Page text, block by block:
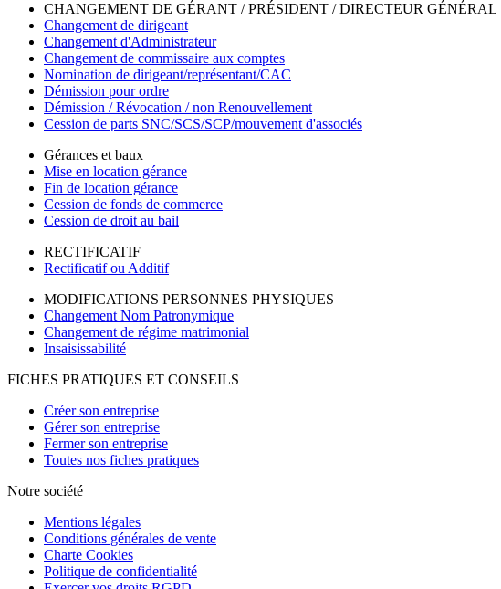
CHANGEMENT DE GÉRANT / PRÉSIDENT / DIRECTEUR GÉNÉRAL
Changement de dirigeant
Changement d'Administrateur
Changement de commissaire aux comptes
Nomination de dirigeant/représentant/CAC
Démission pour ordre
Démission / Révocation / non Renouvellement
Cession de parts SNC/SCS/SCP/mouvement d'associés
Gérances et baux
Mise en location gérance
Fin de location gérance
Cession de fonds de commerce
Cession de droit au bail
RECTIFICATIF
Rectificatif ou Additif
MODIFICATIONS PERSONNES PHYSIQUES
Changement Nom Patronymique
Changement de régime matrimonial
Insaisissabilité
FICHES PRATIQUES ET CONSEILS
Créer son entreprise
Gérer son entreprise
Fermer son entreprise
Toutes nos fiches pratiques
Notre société
Mentions légales
Conditions générales de vente
Charte Cookies
Politique de confidentialité